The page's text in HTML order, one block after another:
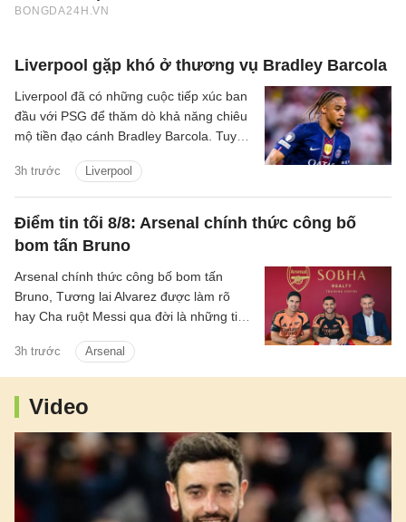
Liverpool gặp khó ở thương vụ Bradley Barcola
3h trước Liverpool
Liverpool đã có những cuộc tiếp xúc ban
đầu với PSG để thăm dò khả năng chiêu
mộ tiền đạo cánh Bradley Barcola. Tuy
hai CLB đang là trở ngại lớn đối với
thương vụ này.
Điểm tin tối 8/8: Arsenal chính thức công bố
bom tấn Bruno
3h trước Arsenal
Arsenal chính thức công bố bom tấn
Bruno, Tương lai Alvarez được làm rõ
hay Cha ruột Messi qua đời là những tin
Video